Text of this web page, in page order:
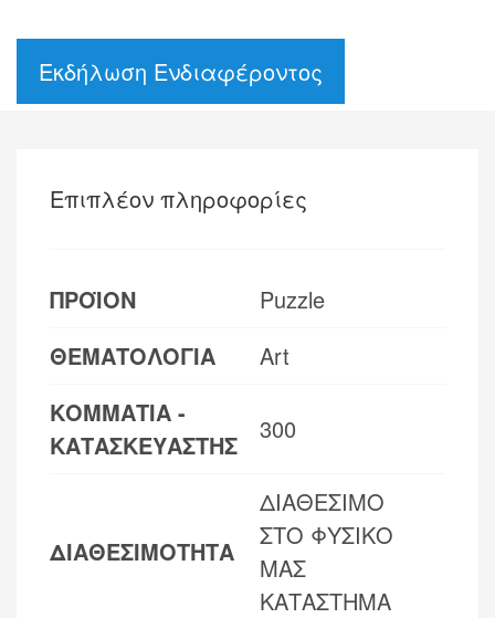
Εκδήλωση Ενδιαφέροντος
Επιπλέον πληροφορίες
ΠΡΟΪΟΝ
Puzzle
ΘΕΜΑΤΟΛΟΓΙΑ
Art
ΚΟΜΜΑΤΙΑ -
ΚΑΤΑΣΚΕΥΑΣΤΗΣ
300
ΔΙΑΘΕΣΙΜΟΤΗΤΑ
ΔΙΑΘΕΣΙΜΟ
ΣΤΟ ΦΥΣΙΚΟ
ΜΑΣ
ΚΑΤΑΣΤΗΜΑ